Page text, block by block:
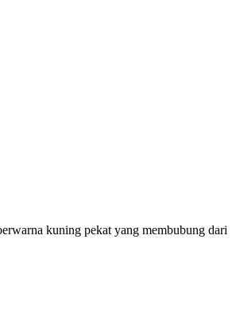
kuning pekat yang membubung dari